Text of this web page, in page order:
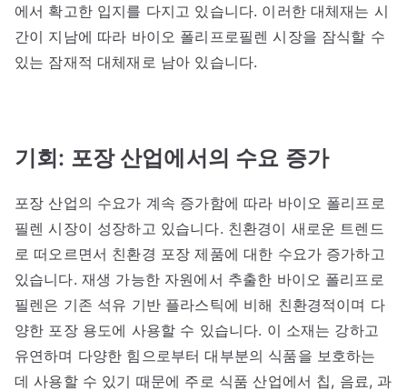
에서 확고한 입지를 다지고 있습니다. 이러한 대체재는 시
간이 지남에 따라 바이오 폴리프로필렌 시장을 잠식할 수
있는 잠재적 대체재로 남아 있습니다.
기회: 포장 산업에서의 수요 증가
포장 산업의 수요가 계속 증가함에 따라 바이오 폴리프로
필렌 시장이 성장하고 있습니다. 친환경이 새로운 트렌드
로 떠오르면서 친환경 포장 제품에 대한 수요가 증가하고
있습니다. 재생 가능한 자원에서 추출한 바이오 폴리프로
필렌은 기존 석유 기반 플라스틱에 비해 친환경적이며 다
양한 포장 용도에 사용할 수 있습니다. 이 소재는 강하고
유연하며 다양한 힘으로부터 대부분의 식품을 보호하는
데 사용할 수 있기 때문에 주로 식품 산업에서 칩, 음료, 과